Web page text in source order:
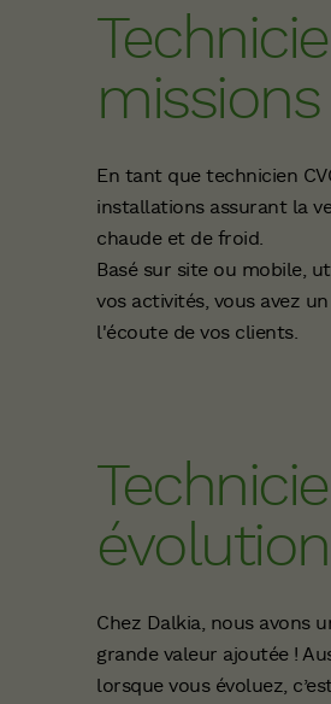
missions
En tant que technicien
installations assurant la
chaude et de froid.
Basé sur site ou mobile,
vos activités, vous avez
l'écoute de vos clients.
Chez Dalkia, nous avons
grande valeur ajoutée !
lorsque vous évoluez,